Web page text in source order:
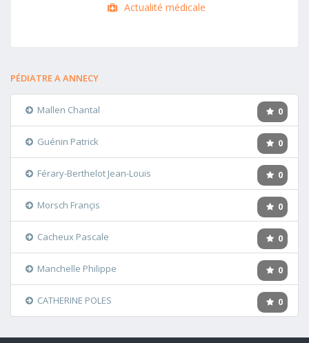
Actualité médicale
PÉDIATRE A ANNECY
0
Mallen Chantal
0
Guénin Patrick
0
Férary-Berthelot Jean-Louis
0
Morsch Françis
0
Cacheux Pascale
0
Manchelle Philippe
0
CATHERINE POLES